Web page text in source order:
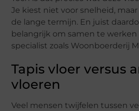
Je kiest niet voor snelheid,
de lange termijn. En juist
belangrijk om samen te
specialist zoals Woonboerderij
Tapis vloer versus
vloeren
Veel mensen twijfelen tussen